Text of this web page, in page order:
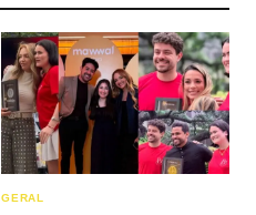
GERAL